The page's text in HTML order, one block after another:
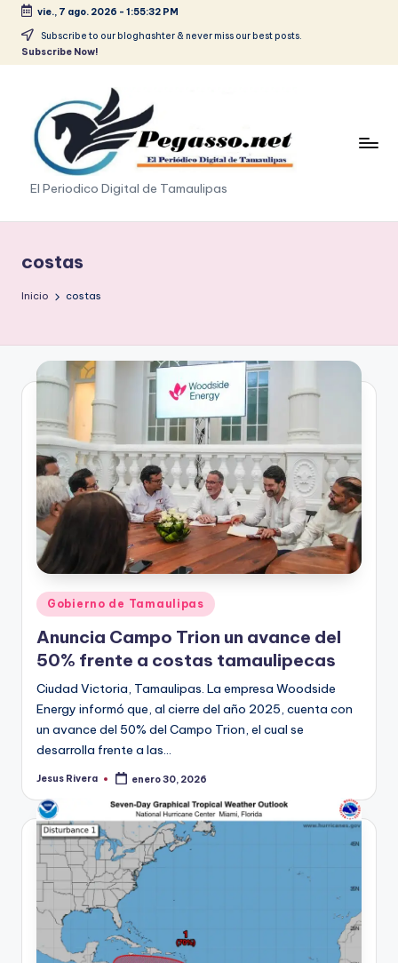
Saltar
vie., 7 ago. 2026 - 1:55:33 PM
Subscribe to our bloghashter & never miss our best posts.
Subscribe Now!
p
e
s
.
r
e
s
s
El Periodico Digital de Tamaulipas
costas
Inicio costas
Publicado
en
Gobierno de Tamaulipas
Anuncia Campo Trion un avance del
50% frente a costas tamaulipecas
Ciudad Victoria, Tamaulipas. La empresa Woodside
Energy informó que, al cierre del año 2025, cuenta con
un avance del 50% del Campo Trion, el cual se
desarrolla frente a las…
Publicado
Jesus Rivera enero 30, 2026